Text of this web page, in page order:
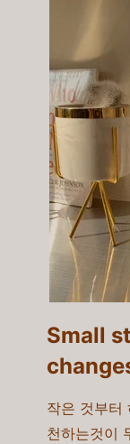
Small
작은 것부터
천하는것이